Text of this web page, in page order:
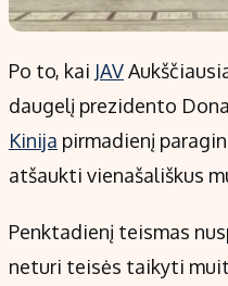
Apie mus
Redakcijos politika
Privatumo politika
Turinio žymėjimo taisyklės
Kontaktai
Indėlių palūkanos
Po to, kai JAV
daugelį prezidento
Kinija pirmadienį
atšaukti vienašališkus
Penktadienį teismas
neturi teisės taikyti